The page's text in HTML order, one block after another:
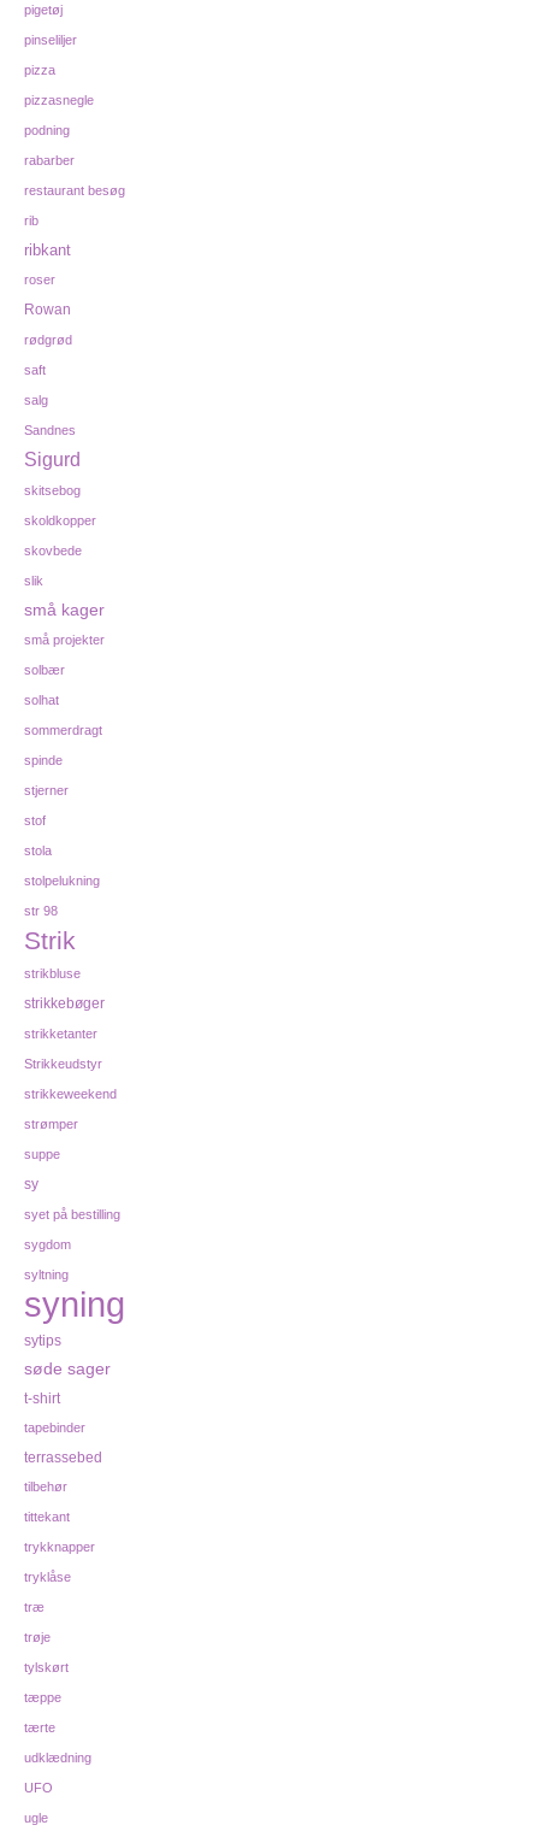
pigetøj
pinseliljer
pizza
pizzasnegle
podning
rabarber
restaurant besøg
rib
ribkant
roser
Rowan
rødgrød
saft
salg
Sandnes
Sigurd
skitsebog
skoldkopper
skovbede
slik
små kager
små projekter
solbær
solhat
sommerdragt
spinde
stjerner
stof
stola
stolpelukning
str 98
Strik
strikbluse
strikkebøger
strikketanter
Strikkeudstyr
strikkeweekend
strømper
suppe
sy
syet på bestilling
sygdom
syltning
syning
sytips
søde sager
t-shirt
tapebinder
terrassebed
tilbehør
tittekant
trykknapper
tryklåse
træ
trøje
tylskørt
tæppe
tærte
udklædning
UFO
ugle